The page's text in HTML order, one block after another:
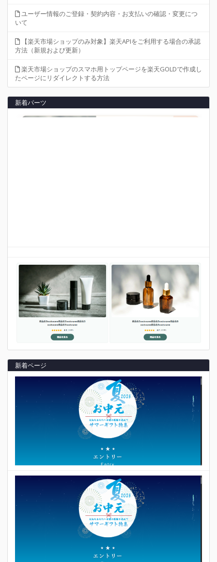
ユーザー情報のご登録・契約内容・お支払いの確認・変更につ
いて
【楽天市場ショップのみ対象】楽天APIをご利用する場合の承認
方法（新規および更新）
楽天市場ショップのスマホ用トップページを楽天GOLDで作成し
たページにリダイレクトする方法
新着パーツ
新着ページ